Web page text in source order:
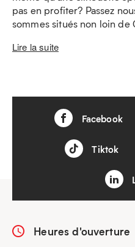
pas en profiter? Passez
sommes situés non loin de
Lire la suite
Facebook
Tiktok
Heures d'ouverture